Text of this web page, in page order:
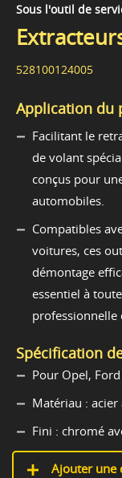
Sous l'outil de
528100124005
Application du
Facilitant le
de volant
conçus pour
automobiles.
Compatibles
voitures, ces
démontage
essentiel à
professionnelle
Spécification
Pour Opel,
Matériau : acier
Fini : chromé
Ajouter une